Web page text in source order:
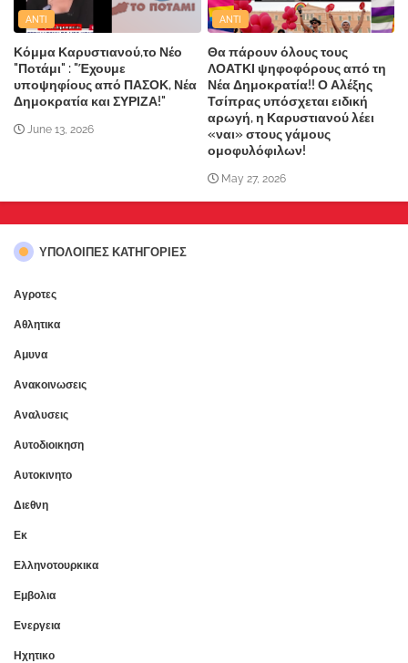
ANTI
Κόμμα Καρυστιανού,το Νέο
"Ποτάμι" : "Έχουμε
υποψηφίους από ΠΑΣΟΚ, Νέα
Δημοκρατία και ΣΥΡΙΖΑ!"
June 13, 2026
ANTI
Θα πάρουν όλους τους
ΛΟΑΤΚΙ ψηφοφόρους από τη
Νέα Δημοκρατία!! Ο Αλέξης
Τσίπρας υπόσχεται ειδική
αρωγή, η Καρυστιανού λέει
«ναι» στους γάμους
ομοφυλόφιλων!
May 27, 2026
ΥΠΌΛΟΙΠΕΣ ΚΑΤΗΓΟΡΊΕΣ
Αγροτες
Αθλητικα
Αμυνα
Ανακοινωσεις
Αναλυσεις
Αυτοδιοικηση
Αυτοκινητο
Διεθνη
Εκ
Ελληνοτουρκικα
Εμβολια
Ενεργεια
Ηχητικο